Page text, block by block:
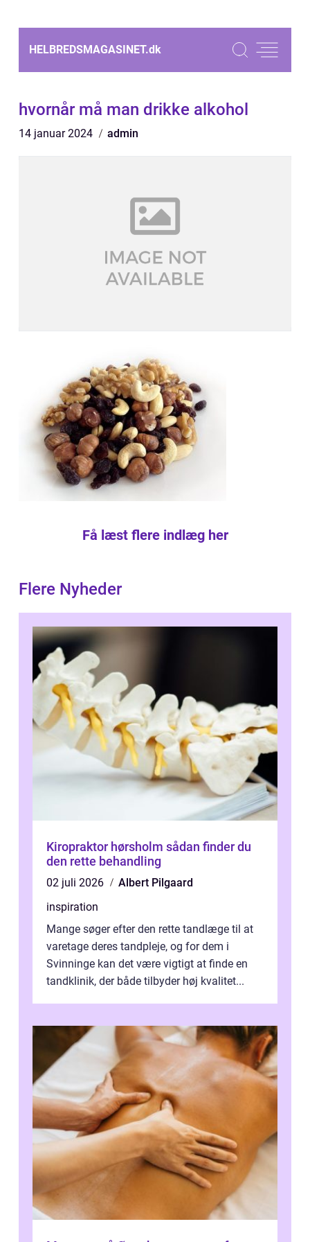
HELBREDSMAGASINET.dk
hvornår må man drikke alkohol
14 januar 2024 admin
Få læst flere indlæg her
Flere Nyheder
Kiropraktor hørsholm sådan finder du
den rette behandling
02 juli 2026
Albert Pilgaard
inspiration
Mange søger efter den rette tandlæge til at
varetage deres tandpleje, og for dem i
Svinninge kan det være vigtigt at finde en
tandklinik, der både tilbyder høj kvalitet...